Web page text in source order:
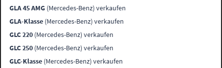
GLA 45 AMG (Mercedes-Benz) verkaufen
GLA-Klasse (Mercedes-Benz) verkaufen
GLC 220 (Mercedes-Benz) verkaufen
GLC 250 (Mercedes-Benz) verkaufen
GLC-Klasse (Mercedes-Benz) verkaufen